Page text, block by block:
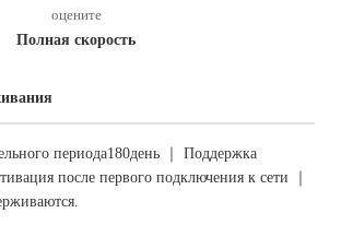
оцените
Полная скорость
периода180день ｜ Поддержка
после первого подключения к сети ｜